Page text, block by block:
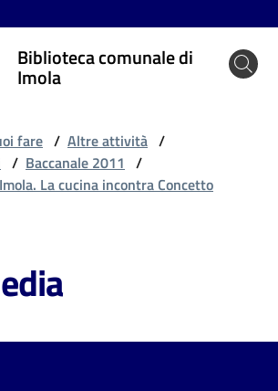
Biblioteca comunale di
Imola
fare / Altre attività /
/ Baccanale 2011 /
La cucina incontra Concetto